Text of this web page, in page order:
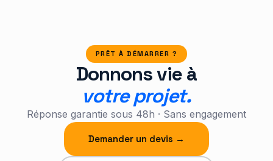
PRÊT À DÉMARRER ?
Donnons vie à
votre projet.
Réponse garantie sous 48h · Sans engagement
Demander un devis →